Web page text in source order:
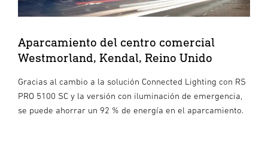
Aparcamiento del centro comercial
Westmorland, Kendal, Reino Unido
Gracias al cambio a la solución Connected Lighting con RS
PRO 5100 SC y la versión con iluminación de emergencia,
se puede ahorrar un 92 % de energía en el aparcamiento.